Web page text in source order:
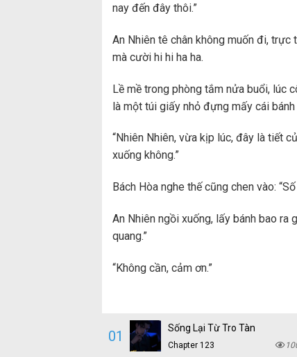
nay đến đây thôi.”
An Nhiên tê chân không muốn đi,
mà cười hi hi ha ha.
Lề mề trong phòng tắm nửa buổi, lúc
là một túi giấy nhỏ đựng mấy cái
“Nhiên Nhiên, vừa kịp lúc, đây là tiết
xuống không.”
Bách Hòa nghe thế cũng chen vào:
An Nhiên ngồi xuống, lấy bánh bao ra
quang.”
“Không cần, cảm ơn.”
01 Sống Lại Từ Tro Tàn
Chapter 123